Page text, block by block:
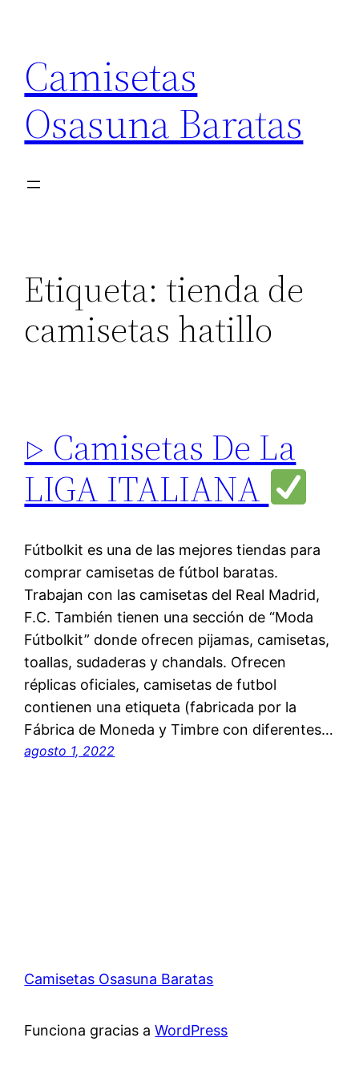
contenido
Camisetas
Osasuna Baratas
Etiqueta: tienda de
camisetas hatillo
▷ Camisetas De La
LIGA ITALIANA
Fútbolkit es una de las mejores tiendas para
comprar camisetas de fútbol baratas.
Trabajan con las camisetas del Real Madrid,
F.C. También tienen una sección de “Moda
Fútbolkit” donde ofrecen pijamas, camisetas,
toallas, sudaderas y chandals. Ofrecen
réplicas oficiales, camisetas de futbol
contienen una etiqueta (fabricada por la
Fábrica de Moneda y Timbre con diferentes…
agosto 1, 2022
Camisetas Osasuna Baratas
Funciona gracias aWordPress